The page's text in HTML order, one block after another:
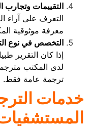
التقييمات وتجارب
التعرف على آراء
معرفة موثوقية
التخصص في نوع
إذا كان التقرير
لدى المكتب
ترجمة عامة فقط.
خدمات